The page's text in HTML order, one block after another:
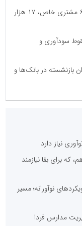
رکوردشکنی بدهی‌های سوخته بانک تجارت: ۶ مشتری خاص، ۱۷ هزار
سودآوری و
بازنشسته در بانک‌ها و
نیاز دارد
برای بقا نیازمند
نوآورانه؛ مسیر
مدارس فردا